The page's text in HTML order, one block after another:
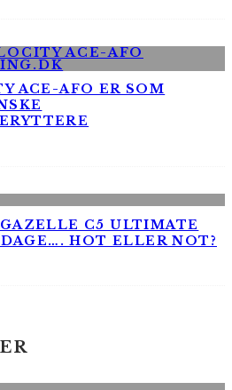
ACE-AFO ER SOM
C5 ULTIMATE
HOT ELLER NOT?